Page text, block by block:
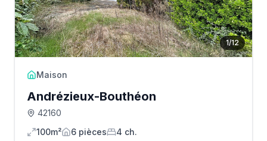
1/12
Maison
Andrézieux-Bouthéon
42160
100m²
6 pièces 4 ch.